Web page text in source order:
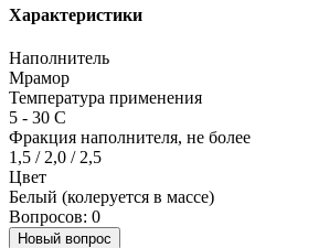
Характеристики
Наполнитель
Мрамор
Температура применения
5 - 30 С
Фракция наполнителя, не более
1,5 / 2,0 / 2,5
Цвет
Белый (колеруется в массе)
Вопросов: 0
Новый вопрос